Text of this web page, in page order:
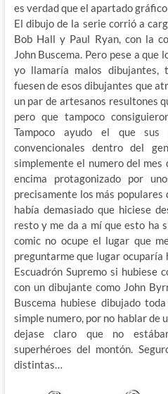
es verdad que el apartado
El dibujo de la serie corrió a
Bob Hall y Paul Ryan, con la
John Buscema. Pero pese a que
yo llamaría malos dibujantes,
fuesen de esos dibujantes que
un par de artesanos resultones
pero que tampoco
Tampoco ayudo el que sus
convencionales dentro del
simplemente el numero del
encima protagonizado por
precisamente los más populares
había demasiado que hiciese
resto y me da a mí que esto ha
comic no ocupe el lugar que
preguntarme que lugar ocuparía
Escuadrón Supremo si hubiese
con un dibujante como John
Buscema hubiese dibujado
simple numero, por no hablar de
dejase claro que no
superhéroes del montón.
distintas…